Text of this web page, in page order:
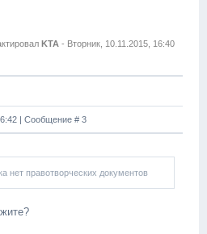
KTA - Вторник, 10.11.2015, 16:40
| Сообщение # 3
правотворческих документов